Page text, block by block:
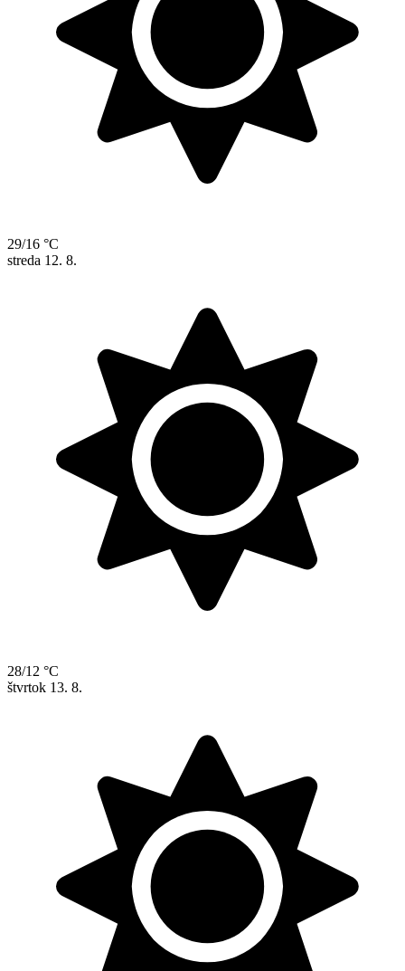
29/16 °C
streda 12. 8.
28/12 °C
štvrtok 13. 8.